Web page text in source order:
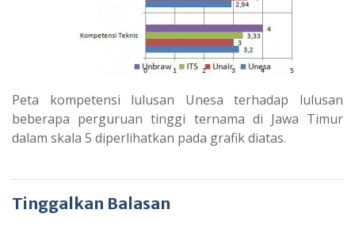
Peta kompetensi lulusan Unesa terhadap lulusan
beberapa perguruan tinggi ternama di Jawa Timur
dalam skala 5 diperlihatkan pada grafik diatas.
Tinggalkan Balasan